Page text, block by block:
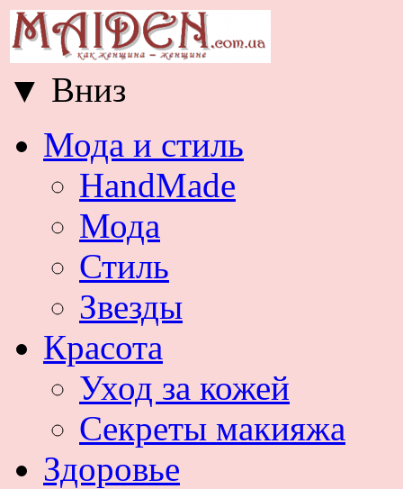
▼ Вниз
Мода и стиль
HandMade
Мода
Стиль
Звезды
Красота
Уход за кожей
Секреты макияжа
Здоровье